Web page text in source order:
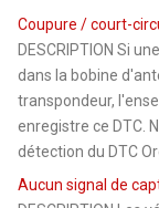
Coupure / court-
DESCRIPTION Si
dans la bobine
transpondeur,
enregistre ce DTC.
détection du DTC
Aucun signal de